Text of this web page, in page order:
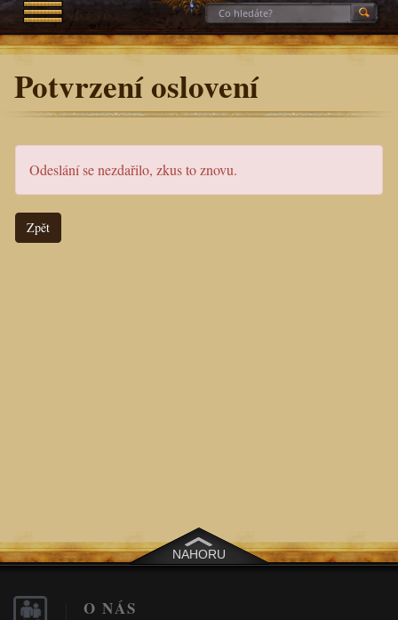
Potvrzení oslovení
Odeslání se nezdařilo, zkus to znovu.
Zpět
NAHORU
O NÁS